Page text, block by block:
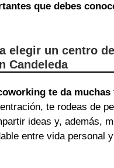
que debes
elegir un centro de
Candeleda
te da muchas
te rodeas de
ideas y, además,
entre vida personal y